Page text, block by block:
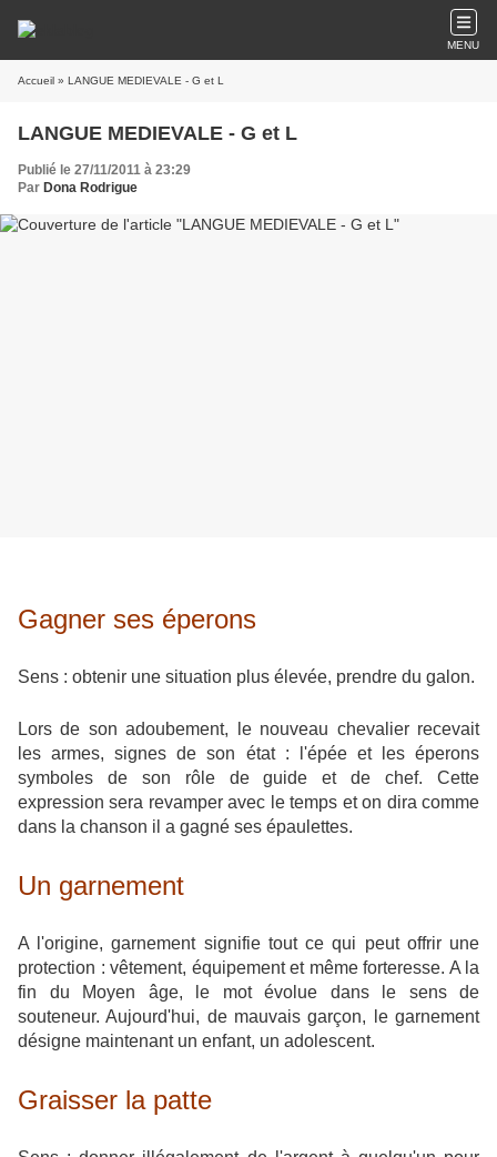
MENU
Accueil » LANGUE MEDIEVALE - G et L
LANGUE MEDIEVALE - G et L
Publié le 27/11/2011 à 23:29
Par Dona Rodrigue
Gagner ses éperons
Sens : obtenir une situation plus élevée, prendre du galon.
Lors de son adoubement, le nouveau chevalier recevait
les armes, signes de son état : l'épée et les éperons
symboles de son rôle de guide et de chef. Cette
expression sera revamper avec le temps et on dira comme
dans la chanson il a gagné ses épaulettes.
Un garnement
A l'origine, garnement signifie tout ce qui peut offrir une
protection : vêtement, équipement et même forteresse. A la
fin du Moyen âge, le mot évolue dans le sens de
souteneur. Aujourd'hui, de mauvais garçon, le garnement
désigne maintenant un enfant, un adolescent.
Graisser la patte